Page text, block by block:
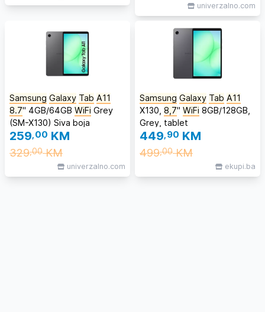
univerzalno.com
Samsung Galaxy Tab A11
8.7" 4GB/64GB WiFi Grey
(SM-X130) Siva boja
259,00 KM
329,00KM
univerzalno.com
Samsung Galaxy Tab A11
X130, 8,7" WiFi 8GB/128GB,
Grey, tablet
449,90 KM
499,00KM
ekupi.ba